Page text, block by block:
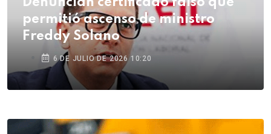
permitió ascenso de ministro
Freddy Solano
6 DE JULIO DE 2026 10:20